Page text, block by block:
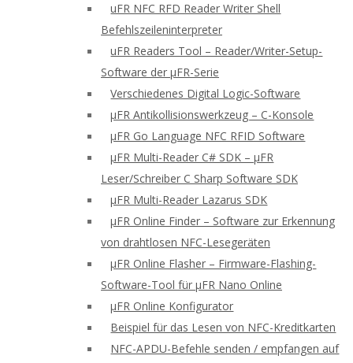
uFR NFC RFD Reader Writer Shell
Befehlszeileninterpreter
uFR Readers Tool – Reader/Writer-Setup-
Software der μFR-Serie
Verschiedenes Digital Logic-Software
μFR Antikollisionswerkzeug – C-Konsole
μFR Go Language NFC RFID Software
μFR Multi-Reader C# SDK – μFR
Leser/Schreiber C Sharp Software SDK
μFR Multi-Reader Lazarus SDK
μFR Online Finder – Software zur Erkennung
von drahtlosen NFC-Lesegeräten
μFR Online Flasher – Firmware-Flashing-
Software-Tool für μFR Nano Online
μFR Online Konfigurator
Beispiel für das Lesen von NFC-Kreditkarten
NFC-APDU-Befehle senden / empfangen auf